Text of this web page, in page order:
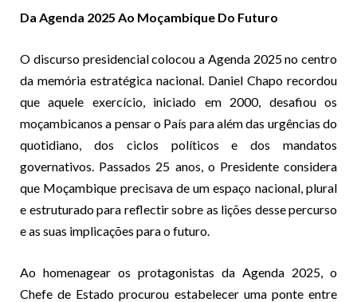
Da Agenda 2025 Ao Moçambique Do Futuro
O discurso presidencial colocou a Agenda 2025 no centro
da memória estratégica nacional. Daniel Chapo recordou
que aquele exercício, iniciado em 2000, desafiou os
moçambicanos a pensar o País para além das urgências do
quotidiano, dos ciclos políticos e dos mandatos
governativos. Passados 25 anos, o Presidente considera
que Moçambique precisava de um espaço nacional, plural
e estruturado para reflectir sobre as lições desse percurso
e as suas implicações para o futuro.
Ao homenagear os protagonistas da Agenda 2025, o
Chefe de Estado procurou estabelecer uma ponte entre